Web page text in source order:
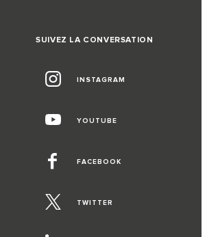
SUIVEZ LA CONVERSATION
INSTAGRAM
YOUTUBE
FACEBOOK
TWITTER